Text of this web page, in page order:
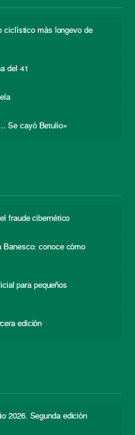
ciclístico más longevo de
del 41
Se cayó Betulio»
fraude cibernético
Banesco: conoce cómo
para pequeños
edición
2026. Segunda edición